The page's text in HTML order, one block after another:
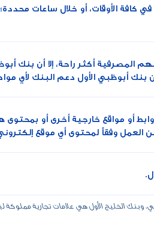
في كافة الأوقات، أو خلال ساعات
المصرفية أكثر راحة، إلا أن بنك
بنك أبوظبي الأول دعم البنك لأي
أو مواقع خارجية أخرى أو بمحتوى
العمل وفقاً لمحتوى أي موقع
وبنك الخليج الأول هي علامات تجارية